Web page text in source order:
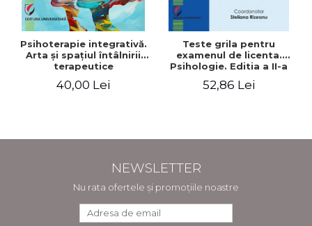
Psihoterapie integrativă.
Arta şi spaţiul întâlnirii
terapeutice
40,00 Lei
Teste grila pentru
examenul de licenta.
Psihologie. Editia a II-a
52,86 Lei
NEWSLETTER
Nu rata ofertele și promoțiile noastre